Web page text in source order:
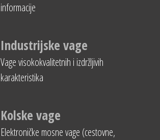
informacije
Industrijske vage
Vage visokokvalitetnih i izdržljivih
karakteristika
Kolske vage
Elektroničke mosne vage (cestovne,